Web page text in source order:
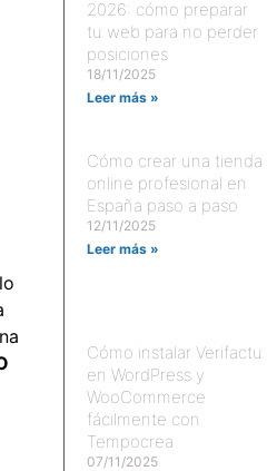
2026: cómo preparar
tu web para no perder
posiciones
18/11/2025
Leer más »
Cómo crear una tienda
online profesional en
España paso a paso
12/11/2025
Leer más »
Cómo instalar Verifactu
en WordPress y
WooCommerce
fácilmente con
Tempocrea
07/11/2025